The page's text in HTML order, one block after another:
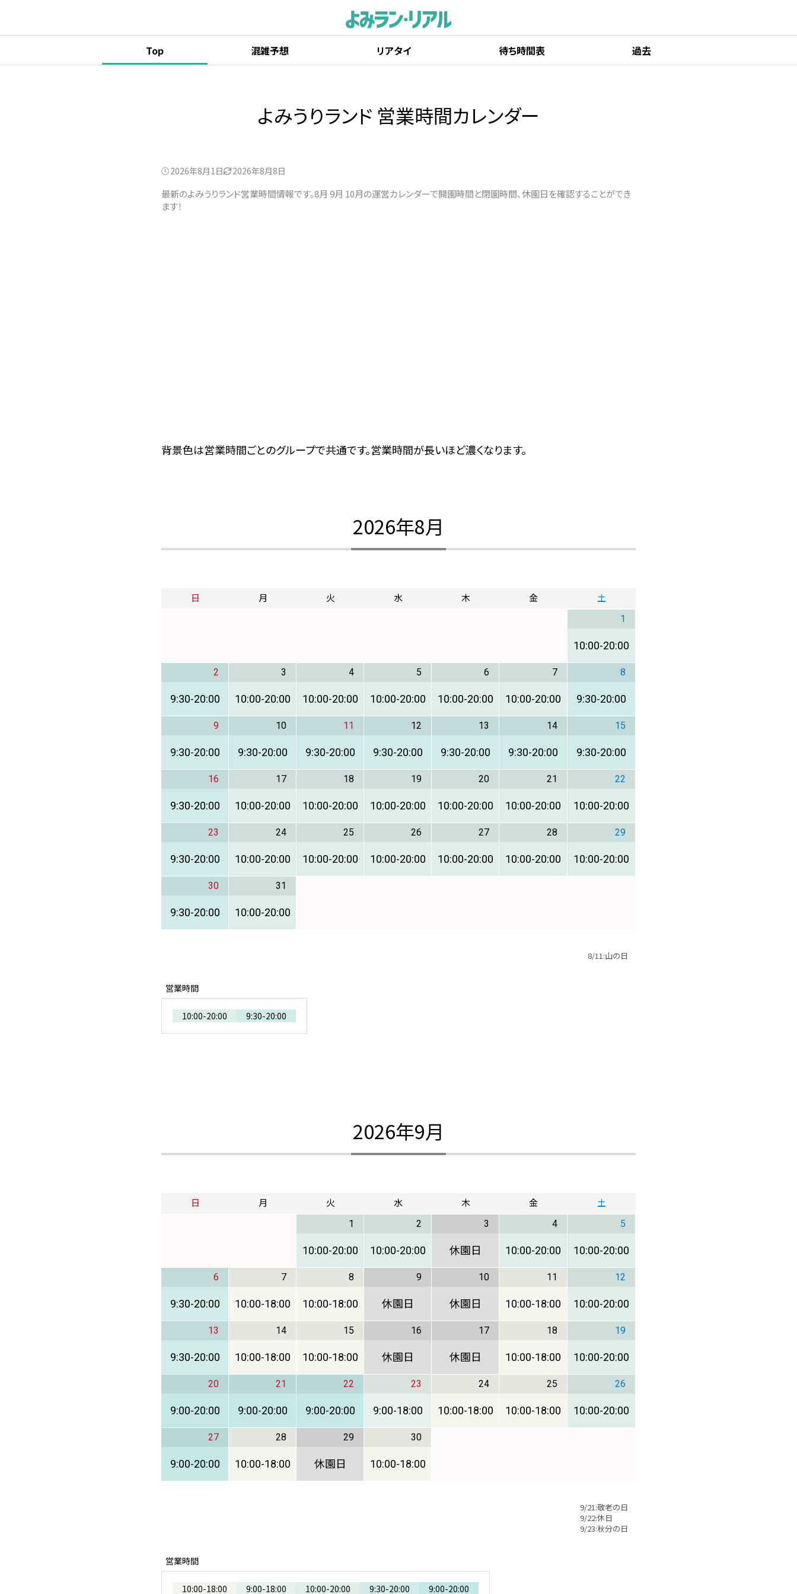
Top 混雑予想 リアタイ 待ち時間表 過去
よみうりランド 営業時間カレンダー
2026年8月1日 2026年8月8日
最新のよみうりランド営業時間情報です。8月 9月 10月の運営カレンダーで開園時間と閉園時間、休園日を確認することができ
ます！
背景色は営業時間ごとのグループで共通です。営業時間が長いほど濃くなります。
2026年8月
日 月 火 水 木 金 土
1
10:00-20:00
2
9:30-20:00
3
10:00-20:00
4
10:00-20:00
5
10:00-20:00
6
10:00-20:00
7
10:00-20:00
8
9:30-20:00
9
9:30-20:00
10
9:30-20:00
11
9:30-20:00
12
9:30-20:00
13
9:30-20:00
14
9:30-20:00
15
9:30-20:00
16
9:30-20:00
17
10:00-20:00
18
10:00-20:00
19
10:00-20:00
20
10:00-20:00
21
10:00-20:00
22
10:00-20:00
23
9:30-20:00
24
10:00-20:00
25
10:00-20:00
26
10:00-20:00
27
10:00-20:00
28
10:00-20:00
29
10:00-20:00
30
9:30-20:00
31
10:00-20:00
8/11:山の日
営業時間
10:00-20:00 9:30-20:00
2026年9月
日 月 火 水 木 金 土
1
10:00-20:00
2
10:00-20:00
3
休園日
4
10:00-20:00
5
10:00-20:00
6
9:30-20:00
7
10:00-18:00
8
10:00-18:00
9
休園日
10
休園日
11
10:00-18:00
12
10:00-20:00
13
9:30-20:00
14
10:00-18:00
15
10:00-18:00
16
休園日
17
休園日
18
10:00-18:00
19
10:00-20:00
20
9:00-20:00
21
9:00-20:00
22
9:00-20:00
23
9:00-18:00
24
10:00-18:00
25
10:00-18:00
26
10:00-20:00
27
9:00-20:00
28
10:00-18:00
29
休園日
30
10:00-18:00
9/21:敬老の日
9/22:休日
9/23:秋分の日
営業時間
10:00-18:00 9:00-18:00 10:00-20:00 9:30-20:00 9:00-20:00